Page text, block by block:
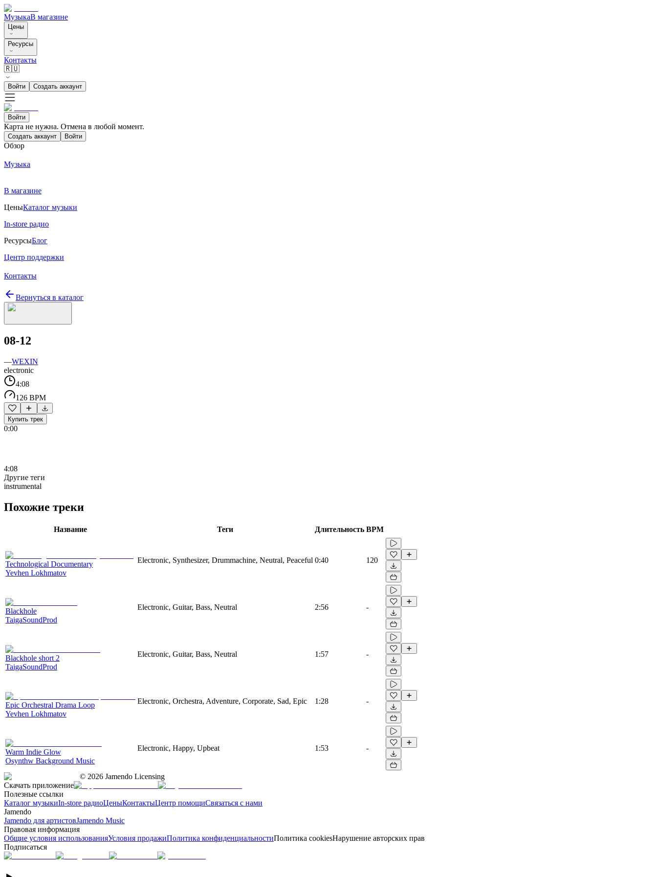
МузыкаВ магазине
Цены
Ресурсы
Контакты
🇷🇺
Войти Создать аккаунт
Войти
Карта не нужна. Отмена в любой момент.
Создать аккаунт Войти
Обзор
Музыка
В магазине
ЦеныКаталог музыки
In-store радио
РесурсыБлог
Центр поддержки
Контакты
Вернуться в каталог
08-12
—WEXIN
electronic
4:08
126 BPM
Купить трек
0:00
4:08
Другие теги
instrumental
Похожие треки
Название Теги Длительность BPM
Technological Documentary
Yevhen Lokhmatov
Electronic, Synthesizer, Drummachine, Neutral, Peaceful 0:40 120
Blackhole
TaigaSoundProd
Electronic, Guitar, Bass, Neutral 2:56 -
Blackhole short 2
TaigaSoundProd
Electronic, Guitar, Bass, Neutral 1:57 -
Epic Orchestral Drama Loop
Yevhen Lokhmatov
Electronic, Orchestra, Adventure, Corporate, Sad, Epic 1:28 -
Warm Indie Glow
Osynthw Background Music
Electronic, Happy, Upbeat 1:53 -
© 2026 Jamendo Licensing
Скачать приложение
Полезные ссылки
Каталог музыкиIn-store радиоЦеныКонтактыЦентр помощиСвязаться с нами
Jamendo
Jamendo для артистовJamendo Music
Правовая информация
Общие условия использованияУсловия продажиПолитика конфиденциальностиПолитика cookiesНарушение авторских прав
Подписаться